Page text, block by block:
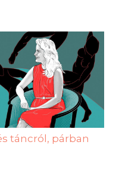
táncról, párban